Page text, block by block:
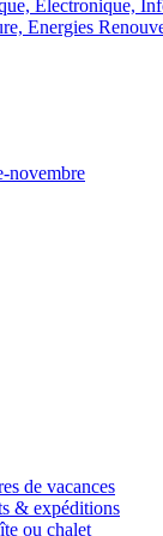
Electronique,
Energies
novembre
de vacances
& expéditions
ou chalet